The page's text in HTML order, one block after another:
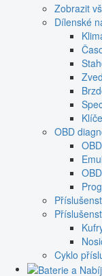
Zobrazit
Dílenské
OBD
Cyklo